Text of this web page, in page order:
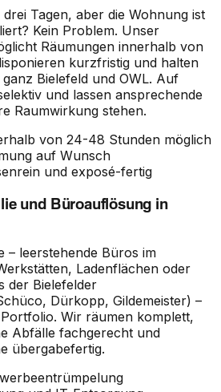
Tagen, aber die Wohnung ist
Kein Problem. Unser
Räumungen innerhalb von
kurzfristig und halten
Bielefeld und OWL. Auf
und lassen ansprechende
Raumwirkung stehen.
von 24-48 Stunden möglich
auf Wunsch
und exposé-fertig
und Büroauflösung in
– leerstehende Büros im
Ladenflächen oder
der Bielefelder
Dürkopp, Gildemeister) –
Wir räumen komplett,
Abfälle fachgerecht und
übergabefertig.